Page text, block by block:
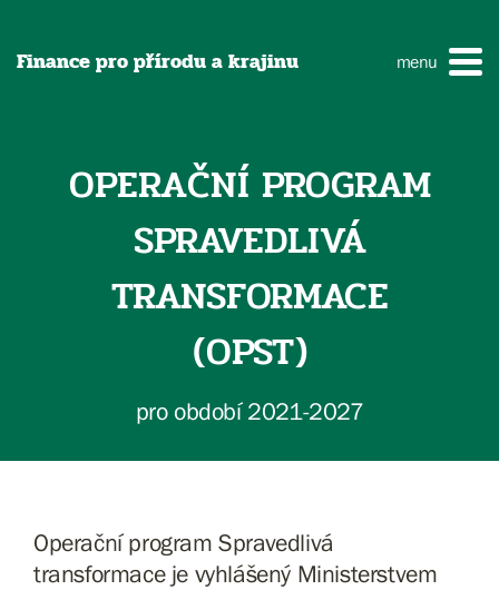
Finance pro přírodu a krajinu menu
OPERAČNÍ PROGRAM
SPRAVEDLIVÁ
TRANSFORMACE
(OPST)
pro období 2021-2027
Operační program Spravedlivá
transformace je vyhlášený Ministerstvem